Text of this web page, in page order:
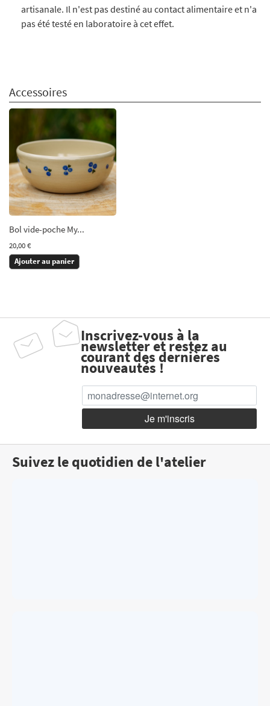
artisanale. Il n'est pas destiné au contact alimentaire et n'a
pas été testé en laboratoire à cet effet.
Accessoires
Bol vide-poche My...
20,00 €
Ajouter au panier
Inscrivez-vous à la
newsletter et restez au
courant des dernières
nouveautés !
Suivez le quotidien de l'atelier